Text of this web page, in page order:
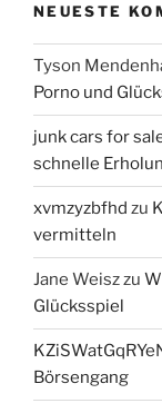
NEUESTE
Tyson
Porno und
junk cars for
schnelle
xvmzyzbfhd zu
vermitteln
Jane Weiszzu
Glücksspiel
Börsengang